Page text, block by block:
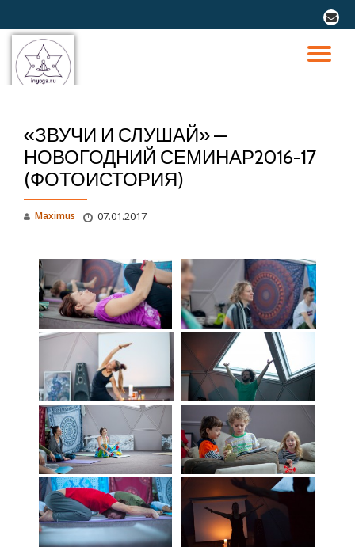
Перейти
содержимому
fa-
«ЗВУЧИ И СЛУШАЙ» —
НОВОГОДНИЙ СЕМИНАР2016-17
(ФОТОИСТОРИЯ)
Maximus 07.01.2017